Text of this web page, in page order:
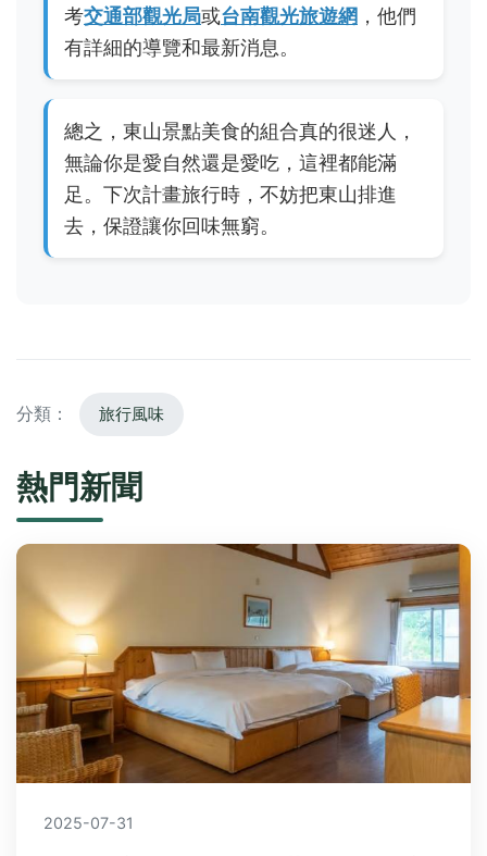
考交通部觀光局或台南觀光旅遊網 ，他們
有詳細的導覽和最新消息。
總之，東山景點美食的組合真的很迷人，
無論你是愛自然還是愛吃，這裡都能滿
足。下次計畫旅行時，不妨把東山排進
去，保證讓你回味無窮。
分類： 旅行風味
熱門新聞
2025-07-31